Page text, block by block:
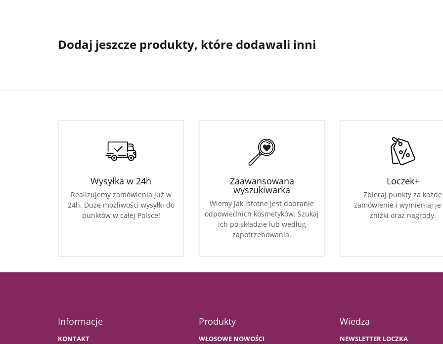
Dodaj jeszcze produkty, które dodawali inni
Wysyłka w 24h
Realizujemy zamówienia już w
24h. Duże możliwości wysyłki do
punktów w całej Polsce!
Zaawansowana
wyszukiwarka
Wiemy jak istotne jest dobranie
odpowiednich kosmetyków. Szukaj
ich po składzie lub według
zapotrzebowania.
Loczek+
Zbieraj punkty za każde
zamówienie i wymieniaj je
zniżki oraz nagrody.
Informacje
KONTAKT
Produkty
WŁOSOWE NOWOŚCI
Wiedza
NEWSLETTER LOCZKA